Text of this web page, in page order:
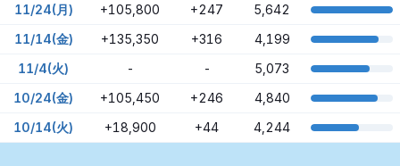
11/24(月) +105,800 +247
5,642
11/14(金)
+135,350 +316
4,199
11/4(火)
- -
5,073
10/24(金)
+105,450 +246
4,840
10/14(火)
+18,900 +44 4,244